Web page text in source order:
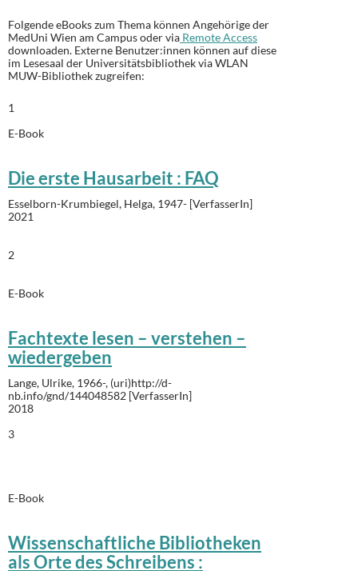
Folgende eBooks zum Thema können Angehörige der
MedUni Wien am Campus oder via Remote Access
downloaden. Externe Benutzer:innen können auf diese
im Lesesaal der Universitätsbibliothek via WLAN
MUW-Bibliothek zugreifen:
1
E-Book
Die erste Hausarbeit : FAQ
Esselborn-Krumbiegel, Helga, 1947- [VerfasserIn]
2021
2
E-Book
Fachtexte lesen – verstehen –
wiedergeben
Lange, Ulrike, 1966-, (uri)http://d-
nb.info/gnd/144048582 [VerfasserIn]
2018
3
E-Book
Wissenschaftliche Bibliotheken
als Orte des Schreibens :